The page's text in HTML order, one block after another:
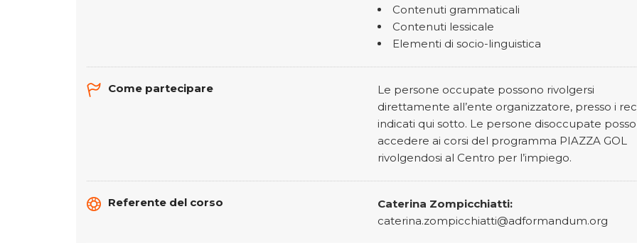
Contenuti grammaticali
Contenuti lessicale
Elementi di socio-linguistica
Come partecipare
Le persone occupate possono rivolgersi
direttamente all’ente organizzatore, presso i
indicati qui sotto. Le persone disoccupate
accedere ai corsi del programma PIAZZA GOL
rivolgendosi al Centro per l’impiego.
Referente del corso
Caterina Zompicchiatti:
caterina.zompicchiatti@adformandum.org